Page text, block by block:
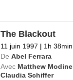
The Blackout
11 juin 1997 | 1h 38min
De Abel Ferrara
Avec Matthew Modine
Claudia Schiffer